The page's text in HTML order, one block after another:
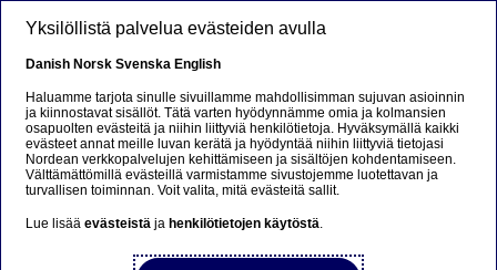
Beklager...
Siden findes desværre ikke på dansk
Bliv på siden|Fortsæt til en relateret side på dansk
Yksilöllistä palvelua evästeiden avulla
Danish Norsk Svenska English
Haluamme tarjota sinulle sivuillamme mahdollisimman sujuvan asioinnin
ja kiinnostavat sisällöt. Tätä varten hyödynnämme omia ja kolmansien
osapuolten evästeitä ja niihin liittyviä henkilötietoja. Hyväksymällä kaikki
evästeet annat meille luvan kerätä ja hyödyntää niihin liittyviä tietojasi
Nordean verkkopalvelujen kehittämiseen ja sisältöjen kohdentamiseen.
Välttämättömillä evästeillä varmistamme sivustojemme luotettavan ja
turvallisen toiminnan. Voit valita, mitä evästeitä sallit.
Lue lisääevästeistä ja henkilötietojen käytöstä.